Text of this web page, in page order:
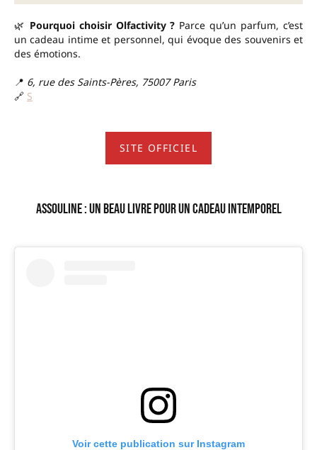
🌿 Pourquoi choisir Olfactivity ? Parce qu’un parfum, c’est
un cadeau intime et personnel, qui évoque des souvenirs et
des émotions.
📍 6, rue des Saints-Pères, 75007 Paris
🔗 S
SITE OFFICIEL
Assouline : un beau livre pour un cadeau intemporel
Voir cette publication sur Instagram